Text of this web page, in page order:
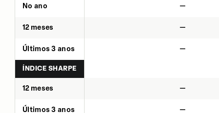
No ano —
12 meses —
Últimos 3 anos —
ÍNDICE SHARPE
12 meses —
Últimos 3 anos —